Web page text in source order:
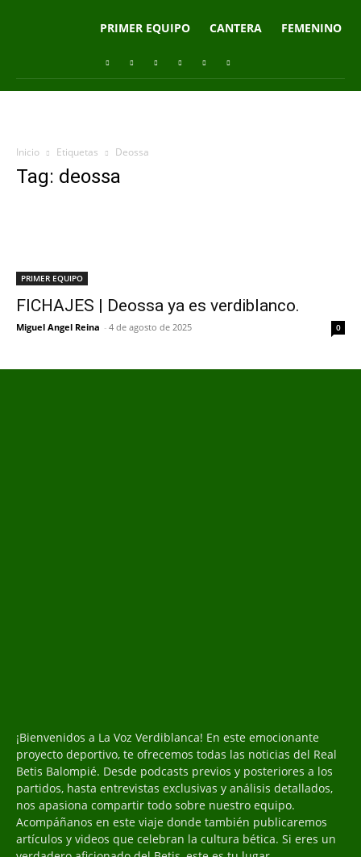
PRIMER EQUIPO CANTERA FEMENINO
Inicio Etiquetas Deossa
Tag: deossa
PRIMER EQUIPO
FICHAJES | Deossa ya es verdiblanco.
Miguel Angel Reina - 4 de agosto de 2025 0
¡Bienvenidos a La Voz Verdiblanca! En este emocionante
proyecto deportivo, te ofrecemos todas las noticias del Real
Betis Balompié. Desde podcasts previos y posteriores a los
partidos, hasta entrevistas exclusivas y análisis detallados,
nos apasiona compartir todo sobre nuestro equipo.
Acompáñanos en este viaje donde también publicaremos
artículos y videos que celebran la cultura bética. Si eres un